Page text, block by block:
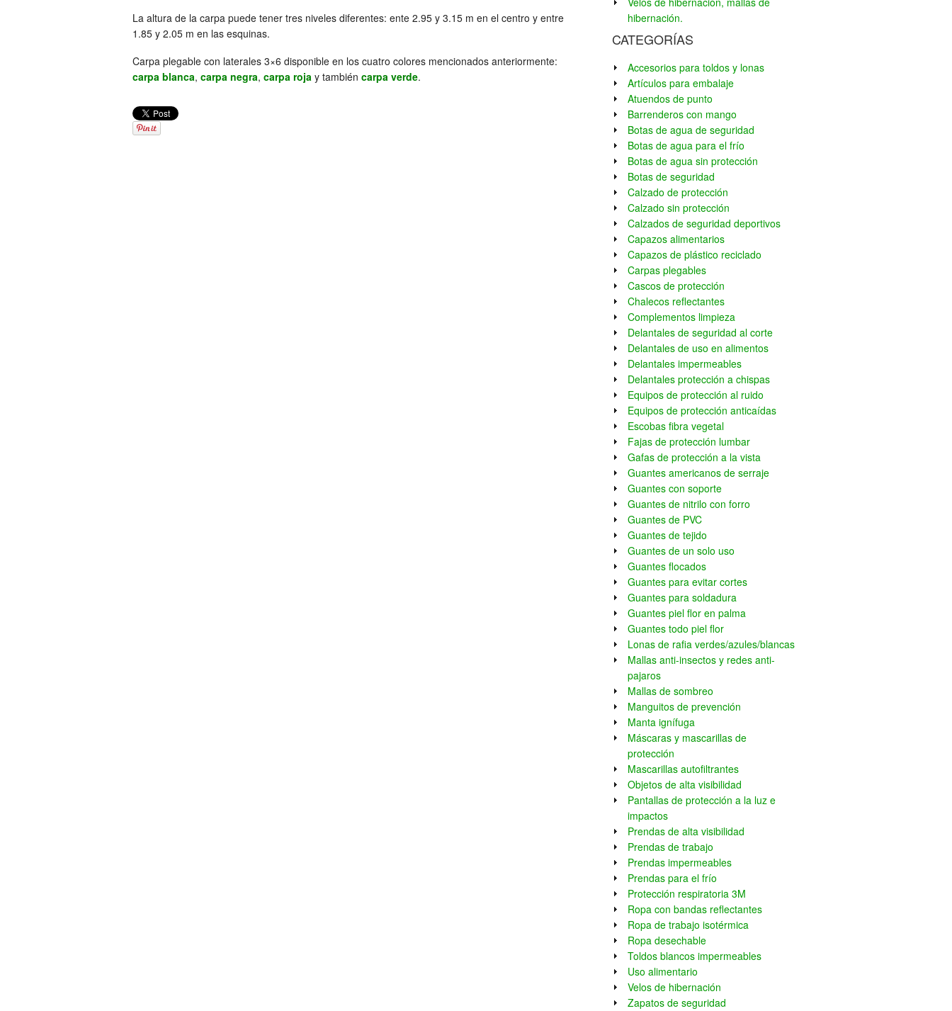
La altura de la carpa puede tener tres niveles diferentes: ente 2.95 y 3.15 m en el centro y entre
1.85 y 2.05 m en las esquinas.
Carpa plegable con laterales 3×6 disponible en los cuatro colores mencionados anteriormente:
carpa blanca, carpa negra, carpa roja y también carpa verde.
hibernación.
CATEGORÍAS
Accesorios para toldos y lonas
Artículos para embalaje
Atuendos de punto
Barrenderos con mango
Botas de agua de seguridad
Botas de agua para el frío
Botas de agua sin protección
Botas de seguridad
Calzado de protección
Calzado sin protección
Calzados de seguridad deportivos
Capazos alimentarios
Capazos de plástico reciclado
Carpas plegables
Cascos de protección
Chalecos reflectantes
Complementos limpieza
Delantales de seguridad al corte
Delantales de uso en alimentos
Delantales impermeables
Delantales protección a chispas
Equipos de protección al ruido
Equipos de protección anticaídas
Escobas fibra vegetal
Fajas de protección lumbar
Gafas de protección a la vista
Guantes americanos de serraje
Guantes con soporte
Guantes de nitrilo con forro
Guantes de PVC
Guantes de tejido
Guantes de un solo uso
Guantes flocados
Guantes para evitar cortes
Guantes para soldadura
Guantes piel flor en palma
Guantes todo piel flor
Lonas de rafia verdes/azules/blancas
Mallas anti-insectos y redes anti-
pajaros
Mallas de sombreo
Manguitos de prevención
Manta ignífuga
Máscaras y mascarillas de
protección
Mascarillas autofiltrantes
Objetos de alta visibilidad
Pantallas de protección a la luz e
impactos
Prendas de alta visibilidad
Prendas de trabajo
Prendas impermeables
Prendas para el frío
Protección respiratoria 3M
Ropa con bandas reflectantes
Ropa de trabajo isotérmica
Ropa desechable
Toldos blancos impermeables
Uso alimentario
Velos de hibernación
Zapatos de seguridad